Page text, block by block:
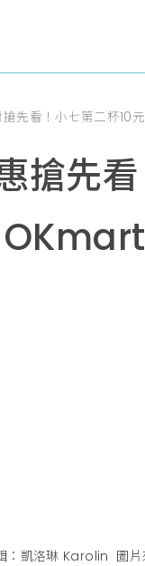
先看！小七第二杯10
搶先
：凱洛琳 Karolin 圖